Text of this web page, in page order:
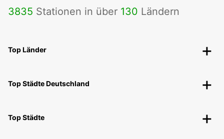
3835 Stationen in über 130 Ländern
Top Länder
Top Städte Deutschland
Top Städte